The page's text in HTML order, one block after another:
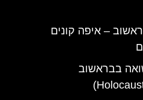
– איפה קונים
בבראשוב